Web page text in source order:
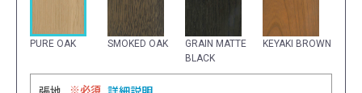
PURE OAK SMOKED OAK
GRAIN MATTE
BLACK
KEYAKI BROWN
必須